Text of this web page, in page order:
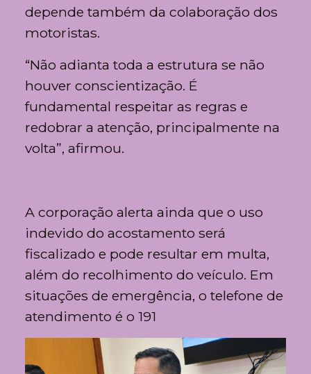
depende também da colaboração dos
motoristas.
“Não adianta toda a estrutura se não
houver conscientização. É
fundamental respeitar as regras e
redobrar a atenção, principalmente na
volta”, afirmou.
A corporação alerta ainda que o uso
indevido do acostamento será
fiscalizado e pode resultar em multa,
além do recolhimento do veículo. Em
situações de emergência, o telefone de
atendimento é o 191